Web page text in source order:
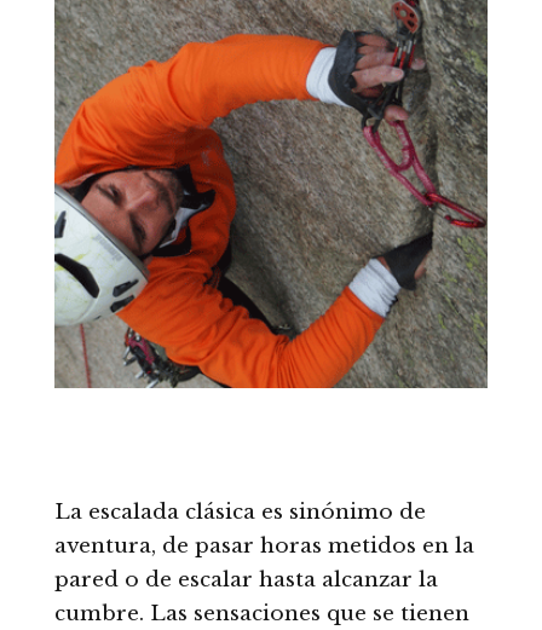
La escalada clásica es sinónimo de
aventura, de pasar horas metidos en la
pared o de escalar hasta alcanzar la
cumbre. Las sensaciones que se tienen